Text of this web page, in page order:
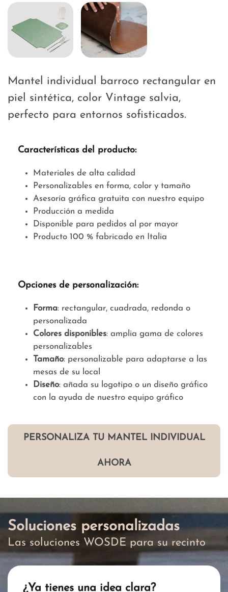
Mantel individual barroco rectangular en
piel sintética, color Vintage salvia,
perfecto para entornos sofisticados.
Características del producto:
Materiales de alta calidad
Personalizables en forma, color y tamaño
Asesoría gráfica gratuita con nuestro equipo
Producción a medida
Disponible para pedidos al por mayor
Producto 100 % fabricado en Italia
Opciones de personalización:
Forma: rectangular, cuadrada, redonda o
personalizada
Colores disponibles: amplia gama de colores
personalizables
Tamaño: personalizable para adaptarse a las
mesas de su local
Diseño: añada su logotipo o un diseño gráfico
con la ayuda de nuestro equipo gráfico
PERSONALIZA TU MANTEL INDIVIDUAL
AHORA
Soluciones personalizadas
Las soluciones WOSDE para su recinto
¿Ya tienes una idea clara?